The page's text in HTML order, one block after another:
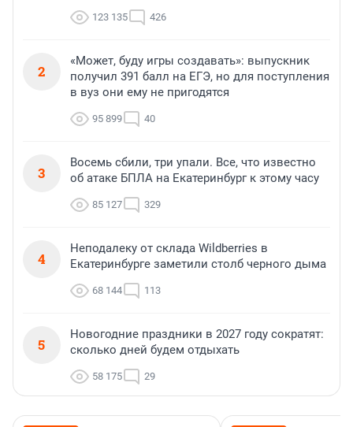
123 135 426
2
«Может, буду игры создавать»: выпускник
получил 391 балл на ЕГЭ, но для поступления
в вуз они ему не пригодятся
95 899 40
3
Восемь сбили, три упали. Все, что известно
об атаке БПЛА на Екатеринбург к этому часу
85 127 329
4
Неподалеку от склада Wildberries в
Екатеринбурге заметили столб черного дыма
68 144 113
5
Новогодние праздники в 2027 году сократят:
сколько дней будем отдыхать
58 175 29